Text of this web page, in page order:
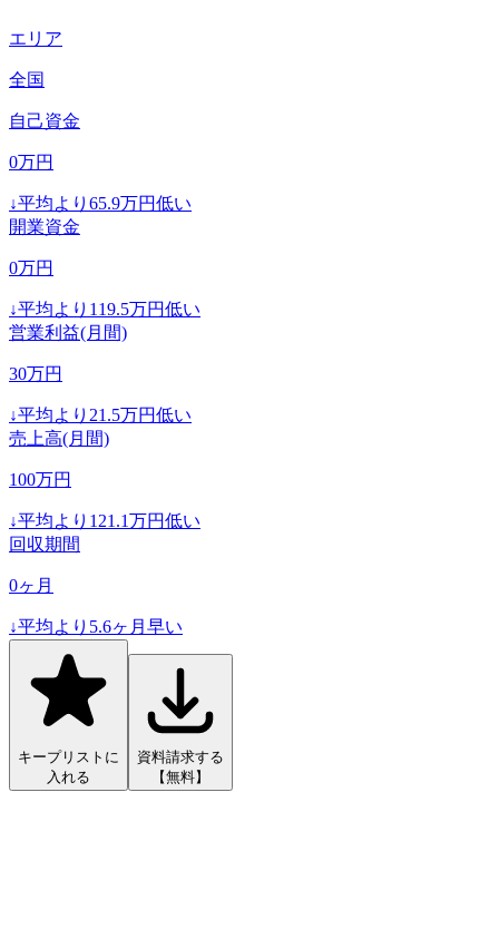
エリア
全国
自己資金
0万円
↓平均より 65.9万円低い
開業資金
0万円
↓平均より 119.5万円低い
営業利益(月間)
30万円
↓平均より 21.5万円低い
売上高(月間)
100万円
↓平均より 121.1万円低い
回収期間
0ヶ月
↓平均より 5.6ヶ月早い
キープリストに
入れる
資料請求する
【無料】